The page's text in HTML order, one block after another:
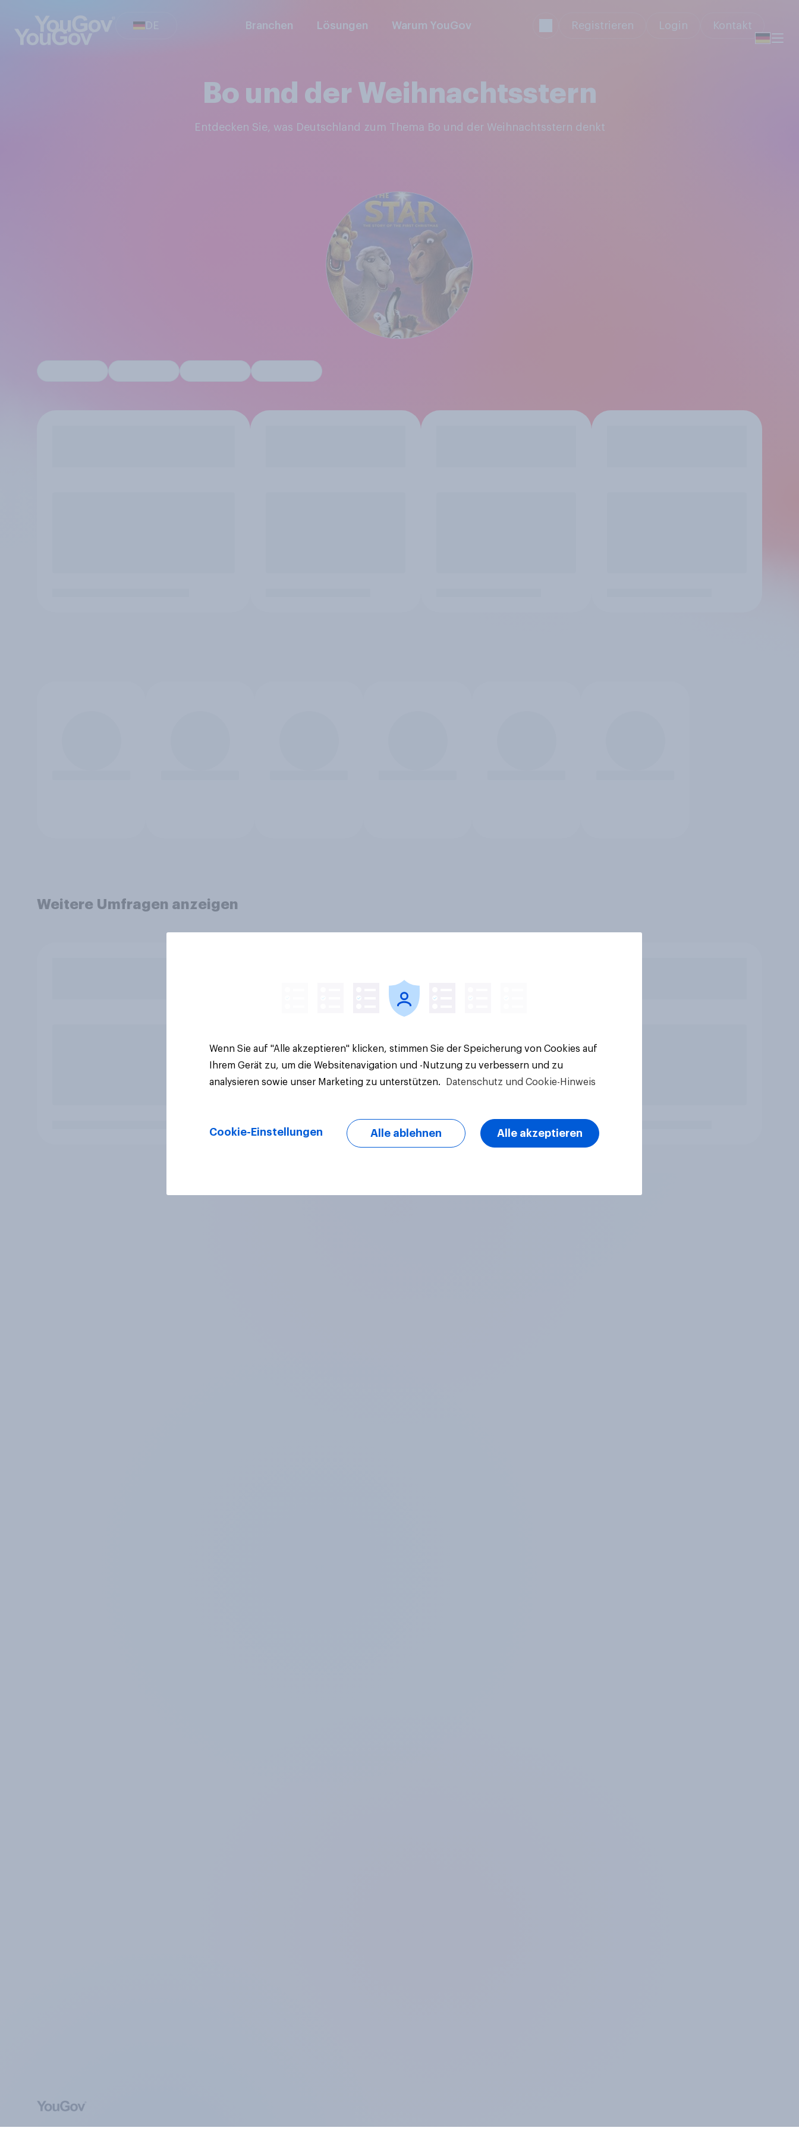
DE Branchen Lösungen Warum YouGov Registrieren Login Kontakt
Bo und der Weihnachtsstern
Entdecken Sie, was Deutschland zum Thema Bo und der Weihnachtsstern denkt
Weitere Umfragen anzeigen
Wenn Sie auf "Alle akzeptieren" klicken, stimmen Sie der Speicherung von Cookies auf
Ihrem Gerät zu, um die Websitenavigation und -Nutzung zu verbessern und zu
analysieren sowie unser Marketing zu unterstützen.
Datenschutz und Cookie-Hinweis
Cookie-Einstellungen Alle ablehnen Alle akzeptieren